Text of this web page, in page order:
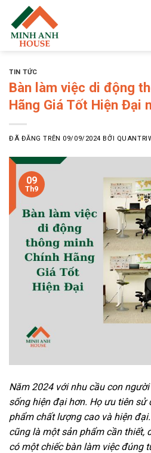
Chuyển
đến
nội
TIN TỨC
Bàn làm việc di động
Hãng Giá Tốt Hiện Đại
ĐÃ ĐĂNG TRÊN 09/09/2024 BỞI
09
Th9
Năm 2024 với nhu cầu con
sống hiện đại hơn. Họ ưu tiên sử
phẩm chất lượng cao và hiện đại.
cũng là một sản phẩm cần thiết,
có một chiếc bàn làm việc đúng